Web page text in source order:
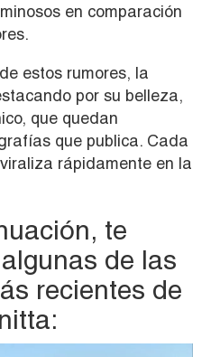
en comparación
estos rumores, la
por su belleza,
que quedan
que publica. Cada
rápidamente en la
te
de las
recientes de